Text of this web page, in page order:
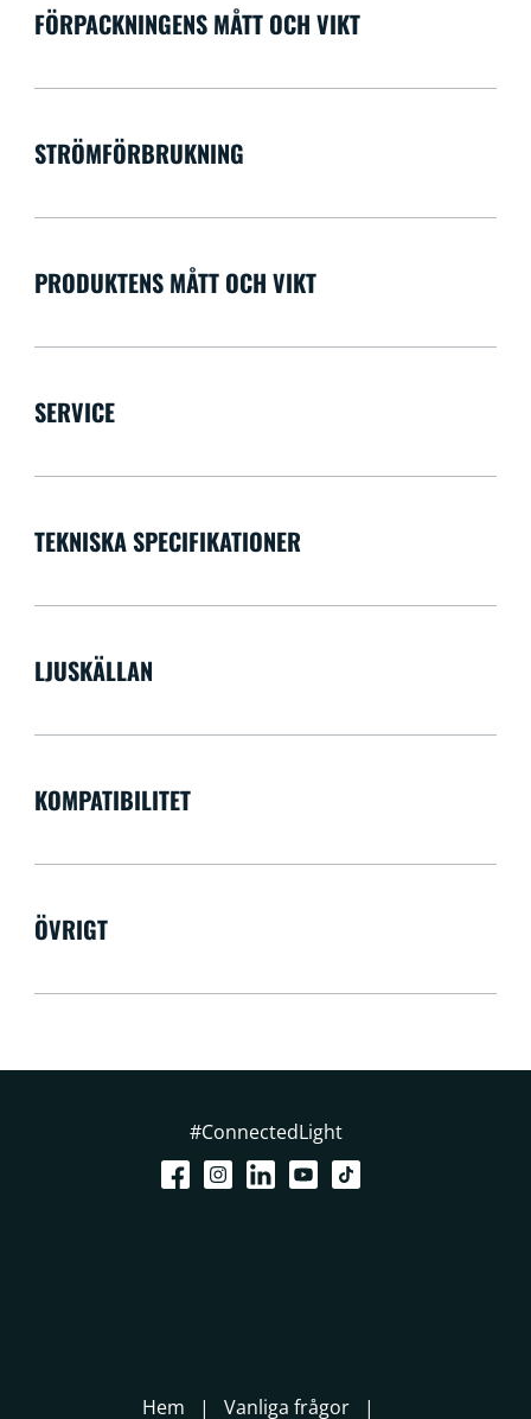
FÖRPACKNINGENS MÅTT OCH VIKT
STRÖMFÖRBRUKNING
PRODUKTENS MÅTT OCH VIKT
SERVICE
TEKNISKA SPECIFIKATIONER
LJUSKÄLLAN
KOMPATIBILITET
ÖVRIGT
#ConnectedLight
Hem Vanliga frågor